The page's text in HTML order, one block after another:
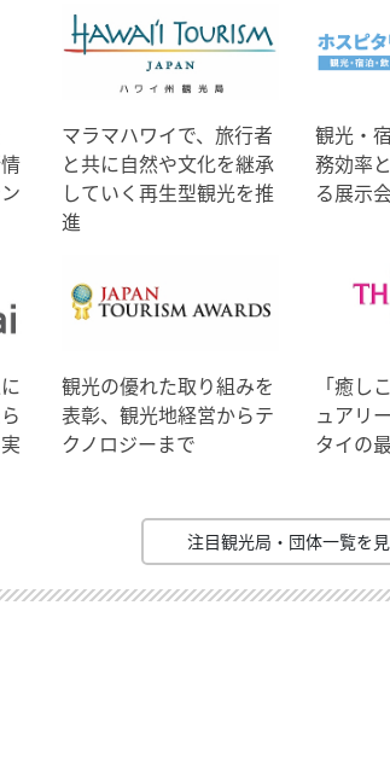
マラマハワイで、旅行者
と共に自然や文化を継承
していく再生型観光を推
進
観光・
務効率
る展示
観光の優れた取り組みを
表彰、観光地経営からテ
クノロジーまで
「癒し
ュアリ
タイの
注目観光局・団体一覧を